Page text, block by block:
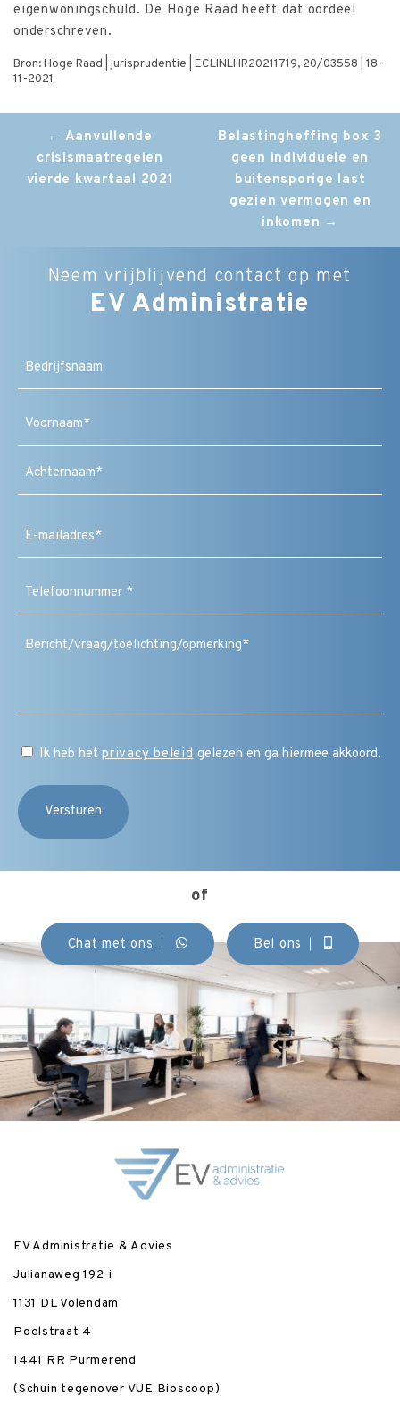
eigenwoningschuld. De Hoge Raad heeft dat oordeel
onderschreven.
Bron: Hoge Raad | jurisprudentie | ECLINLHR20211719, 20/03558 | 18-
11-2021
Post
navigation
← Aanvullende
crisismaatregelen
vierde kwartaal 2021
Belastingheffing box 3
geen individuele en
buitensporige last
gezien vermogen en
inkomen →
Neem vrijblijvend contact op met
EV Administratie
(Vereist)
Bericht
/
opmerking
(Vereist)
Instemming
Ik heb het privacy beleidgelezen en ga hiermee akkoord.
of
Chat met ons Bel ons
EV Administratie & Advies
Julianaweg 192-i
1131 DL Volendam
Poelstraat 4
1441 RR Purmerend
(Schuin tegenover VUE Bioscoop)